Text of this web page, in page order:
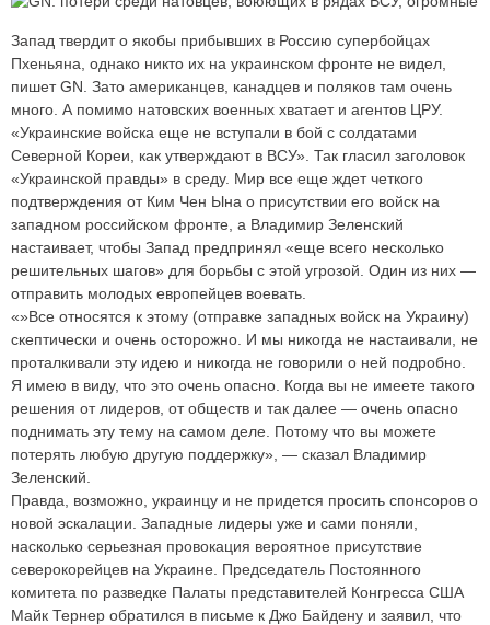
Запад твердит о якобы прибывших в Россию супербойцах
Пхеньяна, однако никто их на украинском фронте не видел,
пишет GN. Зато американцев, канадцев и поляков там очень
много. А помимо натовских военных хватает и агентов ЦРУ.
«Украинские войска еще не вступали в бой с солдатами
Северной Кореи, как утверждают в ВСУ». Так гласил заголовок
«Украинской правды» в среду. Мир все еще ждет четкого
подтверждения от Ким Чен Ына о присутствии его войск на
западном российском фронте, а Владимир Зеленский
настаивает, чтобы Запад предпринял «еще всего несколько
решительных шагов» для борьбы с этой угрозой. Один из них —
отправить молодых европейцев воевать.
«»Все относятся к этому (отправке западных войск на Украину)
скептически и очень осторожно. И мы никогда не настаивали, не
проталкивали эту идею и никогда не говорили о ней подробно.
Я имею в виду, что это очень опасно. Когда вы не имеете такого
решения от лидеров, от обществ и так далее — очень опасно
поднимать эту тему на самом деле. Потому что вы можете
потерять любую другую поддержку», — сказал Владимир
Зеленский.
Правда, возможно, украинцу и не придется просить спонсоров о
новой эскалации. Западные лидеры уже и сами поняли,
насколько серьезная провокация вероятное присутствие
северокорейцев на Украине. Председатель Постоянного
комитета по разведке Палаты представителей Конгресса США
Майк Тернер обратился в письме к Джо Байдену и заявил, что